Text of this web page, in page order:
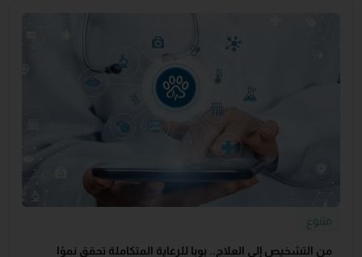
متنوع
من التشخيص إلى العلاج.. بوبا للرعاية المتكاملة تحقق نموًا